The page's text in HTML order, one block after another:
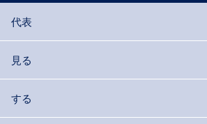
代表
見る
する